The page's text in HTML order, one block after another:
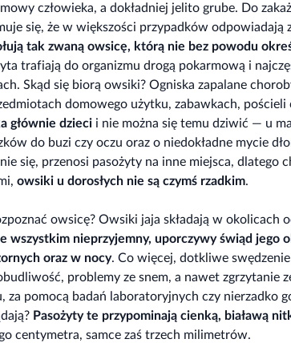
człowieka, a dokładniej jelito grube. Do
się, że w większości przypadków odpowiadają
tak zwaną owsicę, którą nie bez powodu
trafiają do organizmu drogą pokarmową i
Skąd się biorą owsiki? Ogniska zapalane
domowego użytku, zabawkach, pościeli
głównie dzieci i nie można się temu dziwić — u
do buzi czy oczu oraz o niedokładne mycie
się, przenosi pasożyty na inne miejsca, dlatego
owsiki u dorosłych nie są czymś rzadkim.
owsicę? Owsiki jaja składają w okolicach
wszystkim nieprzyjemny, uporczywy świąd jego
oraz w nocy. Co więcej, dotkliwe
problemy ze snem, a nawet zgrzytanie
za pomocą badań laboratoryjnych czy nierzadko
Pasożyty te przypominają cienką, białawą
centymetra, samce zaś trzech milimetrów.